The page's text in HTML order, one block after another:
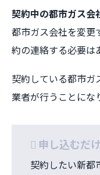
契約中の都市ガス会
都市ガス会社を変更
約の連絡する必要は
契約している都市
業者が行うことにな
申し込むだ
契約したい新都